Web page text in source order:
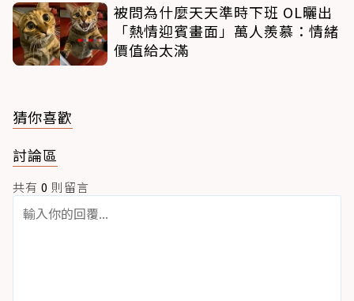
被問為什麼天天準時下班 OL曬出
「熱情迎賓畫面」萬人羨慕：情緒
價值給太滿
猜你喜歡
討論區
共有 0 則留言